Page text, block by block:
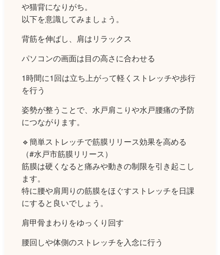
や猫背になりがち。
以下を意識してみましょう。
背筋を伸ばし、肩はリラックス
パソコンの画面は目の高さに合わせる
1時間に1回は立ち上がって軽くストレッチや歩行
を行う
姿勢が整うことで、水戸肩こりや水戸腰痛の予防
につながります。
🔹簡単ストレッチで筋膜リリース効果を高める
（#水戸市筋膜リリース）
筋膜は硬くなると痛みや動きの制限を引き起こし
ます。
特に腰や肩周りの筋膜をほぐすストレッチを日課
にすると良いでしょう。
肩甲骨まわりをゆっくり回す
腰回しや体側のストレッチを入念に行う